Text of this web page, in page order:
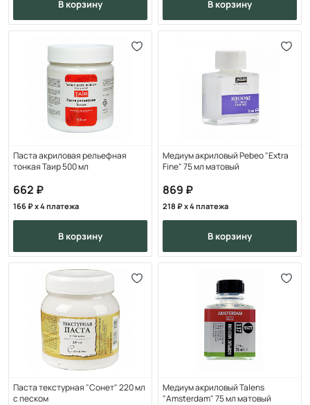
в корзину в корзину
Паста акриловая рельефная
тонкая Таир 500 мл
662
166 x 4 платежа
в корзину
Медиум акриловый Pebeo "Extra
Fine" 75 мл матовый
869
218 x 4 платежа
в корзину
Паста текстурная "Сонет" 220 мл
с песком
Медиум акриловый Talens
"Amsterdam" 75 мл матовый